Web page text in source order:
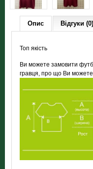
Опис Відгуки (0)
Топ якість
Ви можете замовити
гравця, про що Ви